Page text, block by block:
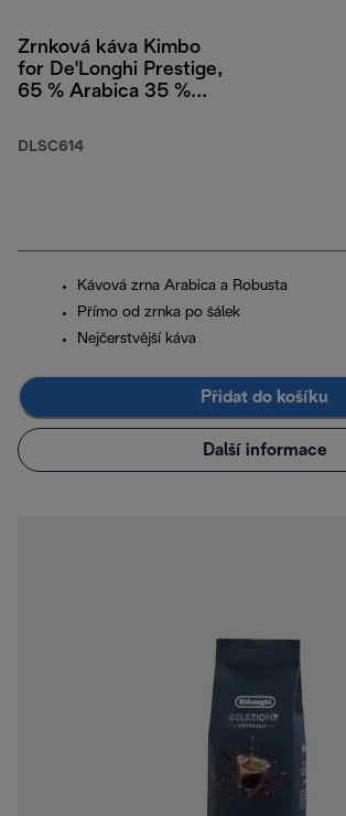
Zrnková káva Kimbo
for De'Longhi Prestige,
65 % Arabica 35 %
DLSC614
Kávová zrna Arabica a Robusta
Přímo od zrnka po šálek
Nejčerstvější káva
Přidat do košíku
Další informace